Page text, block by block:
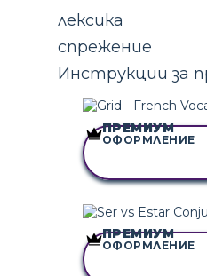
лексика
спрежение
Инструкции за
ПРЕМИУМ
ОФОРМЛЕНИЕ
ПРЕМИУМ
ОФОРМЛЕНИЕ